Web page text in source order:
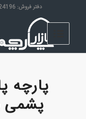
دفتر فروش: 02128424196/ کارشناسان: 09128573405
پارچه
پشمی